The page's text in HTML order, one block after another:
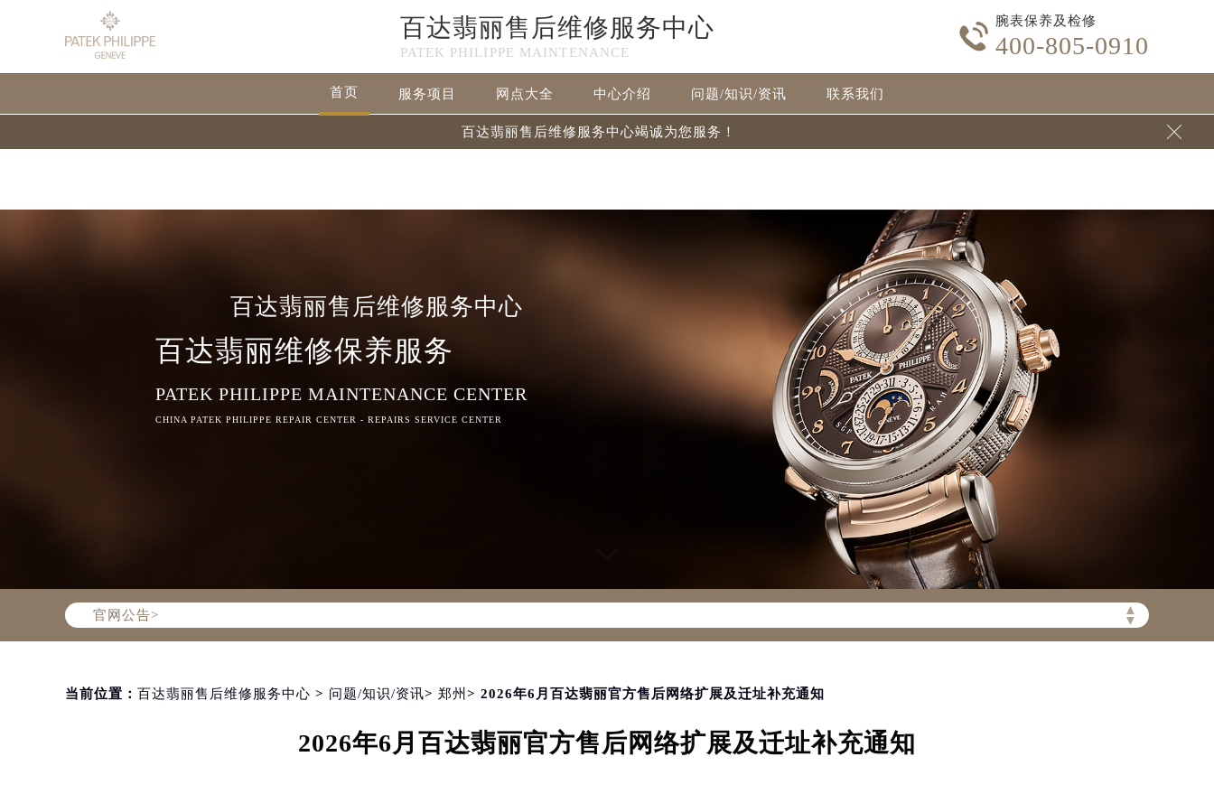
: extract() expects parameter 1 to be array, null given in/www/wwwroot/seo/countryt/two/www.zbwxzx.cn/wp-content/themes/PatekPhilippe/header.phpon line
: array_map(): Argument #2 should be an array in /www/wwwroot/seo/countryt/two/www.zbwxzx.cn/wp-content/themes/PatekPhilippe/header.phpon line 32
百达翡丽售后维修服务中心
PATEK PHILIPPE MAINTENANCE

腕表保养及检修
400-805-0910
首页 服务项目 网点大全 中心介绍 问题/知识/资讯 联系我们
百达翡丽售后维修服务中心竭诚为您服务！ 
百达翡丽售后维修服务中心
百达翡丽维修保养服务
PATEK PHILIPPE MAINTENANCE CENTER
CHINA PATEK PHILIPPE REPAIR CENTER - REPAIRS SERVICE CENTER
官网公告> ▲
▼
/www/wwwroot/seo/countryt/two/www.zbwxzx.cn/wp-
当前位置： 百达翡丽售后维修服务中心 > 问题/知识/资讯> 郑州 > 2026年6月百达翡丽官方售后网络扩展及迁址补充通知
2026年6月百达翡丽官方售后网络扩展及迁址补充通知